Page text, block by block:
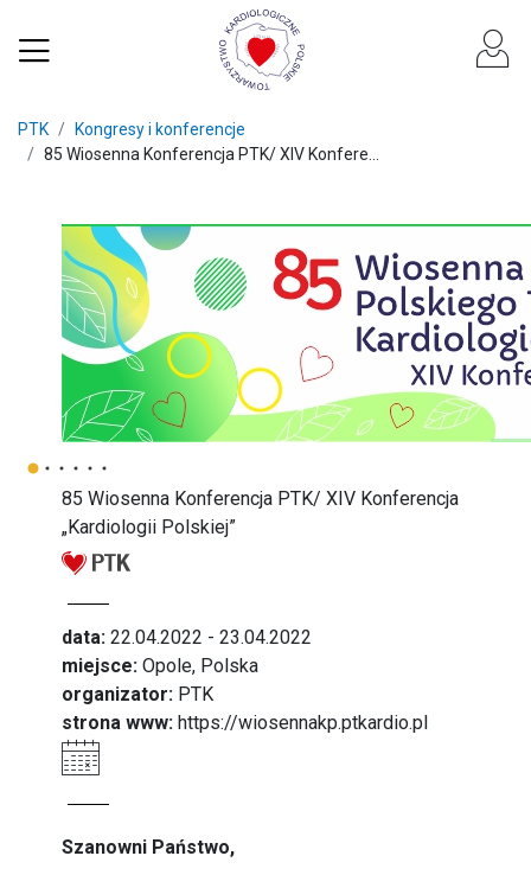
PTK
Kongresy i konferencje
85 Wiosenna Konferencja PTK/ XIV Konfere...
85 Wiosenna Konferencja PTK/ XIV Konferencja
„Kardiologii Polskiej”
data: 22.04.2022 - 23.04.2022
miejsce: Opole, Polska
organizator: PTK
strona www: https://wiosennakp.ptkardio.pl
Szanowni Państwo,